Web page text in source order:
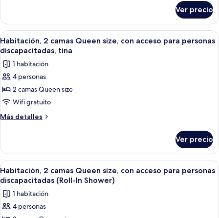
size
2
camas
Queen
size
Ver precio
Abrir
todas
las
fotos
de
Habitación,
2
camas
con
acceso
para
personas
discapacitadas,
tina
Una habitación de hotel moderna
5
Habitación, 2 camas Queen size, con acceso para personas
discapacitadas, tina
1 habitación
4 personas
2 camas Queen size
Wifi gratuito
Más detalles
Más
2
camas
Queen
size,
acceso
para
personas
Ver precio
Abrir
todas
las
fotos
de
Una habitación de hotel moderna
5
Habitación, 2 camas Queen size, con acceso para personas
discapacitadas (Roll-In Shower)
1 habitación
4 personas